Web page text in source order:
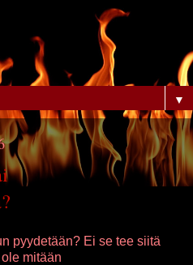
▼
pyydetään? Ei se tee siitä
mitään